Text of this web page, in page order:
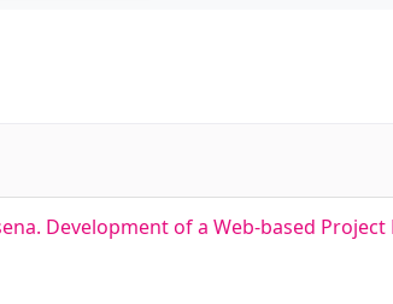
Development of a Web-based